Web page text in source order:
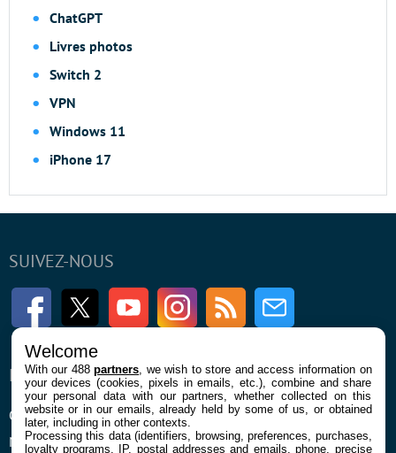
ChatGPT
Livres photos
Switch 2
VPN
Windows 11
iPhone 17
SUIVEZ-NOUS
FacebookTwitter Youtube InstagramRSS Newsletter
ENTREPRISE
Qui sommes nous
Mentions légales et CGU
À PROPOS
La rédaction
Contact
Welcome
With our 488partners , we wish to store and access information on
your devices (cookies, pixels in emails, etc.), combine and share
your personal data with our partners, whether collected on this
website or in our emails, already held by some of us, or obtained
later, including in other contexts.
Processing this data (identifiers, browsing, preferences, purchases,
loyalty programs, IP, postal addresses and emails, phone, precise